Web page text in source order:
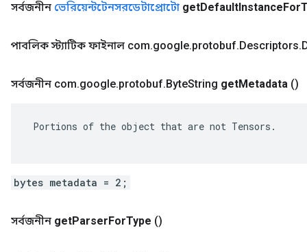
সর্বজনীন ভেরিয়েন্টটেনসরডেটাপ্রোটো getDefaultInstanceFor
পাবলিক স্ট্যাটিক ফাইনাল com.google.protobuf.Descriptors.
সর্বজনীন com.google.protobuf.ByteString getMetadata ()
Portions of the object that are not Tensors.
bytes metadata = 2;
সর্বজনীন getParserForType ()